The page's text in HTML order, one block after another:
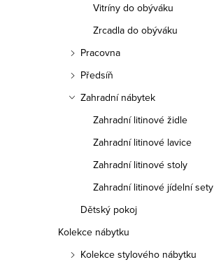
Vitríny do obýváku
Zrcadla do obýváku
Pracovna
Předsíň
Zahradní nábytek
Zahradní litinové židle
Zahradní litinové lavice
Zahradní litinové stoly
Zahradní litinové jídelní sety
Dětský pokoj
Kolekce nábytku
Kolekce stylového nábytku